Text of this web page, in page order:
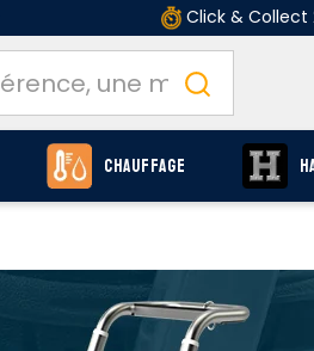
Click & Collect
Chauffage